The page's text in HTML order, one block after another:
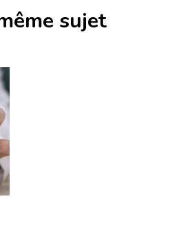
sujet